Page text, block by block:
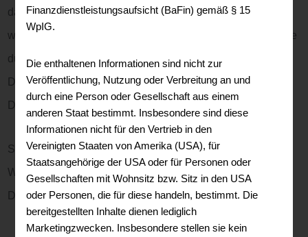
Finanzdienstleistungsaufsicht (BaFin) gemäß § 15
WpIG.
Die enthaltenen Informationen sind nicht zur
Veröffentlichung, Nutzung oder Verbreitung an und
durch eine Person oder Gesellschaft aus einem
anderen Staat bestimmt. Insbesondere sind diese
Informationen nicht für den Vertrieb in den
Vereinigten Staaten von Amerika (USA), für
Staatsangehörige der USA oder für Personen oder
Gesellschaften mit Wohnsitz bzw. Sitz in den USA
oder Personen, die für diese handeln, bestimmt. Die
bereitgestellten Inhalte dienen lediglich
Marketingzwecken. Insbesondere stellen sie kein
das Surf-Verhalten kann nicht zu Ihnen zurückverfolgt
werden. Sie können dieser Analyse widersprechen oder sie
durch die Nichtbenutzung bestimmter Tools verhindern.
Detaillierte Informationen dazu finden Sie in der folgenden
Datenschutzerklärung.
Sie können dieser Analyse widersprechen. Über die
Widerspruchsmöglichkeiten werden wir Sie in dieser
Datenschutzerklärung informieren.